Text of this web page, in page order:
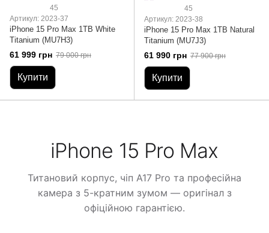
45
Артикул: 2023-37
iPhone 15 Pro Max 1TB White
Titanium (MU7H3)
61 999 грн 79 000 грн
Купити
45
Артикул: 2023-38
iPhone 15 Pro Max 1TB Natural
Titanium (MU7J3)
61 990 грн 77 900 грн
Купити
iPhone 15 Pro Max
Титановий корпус, чіп A17 Pro та професійна
камера з 5-кратним зумом — оригінал з
офіційною гарантією.